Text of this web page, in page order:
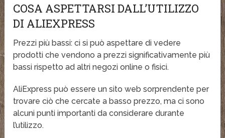
COSA ASPETTARSI DALL’UTILIZZO
DI ALIEXPRESS
Prezzi più bassi: ci si può aspettare di vedere
prodotti che vendono a prezzi significativamente più
bassi rispetto ad altri negozi online o fisici.
AliExpress può essere un sito web sorprendente per
trovare ciò che cercate a basso prezzo, ma ci sono
alcuni punti importanti da considerare durante
l’utilizzo.